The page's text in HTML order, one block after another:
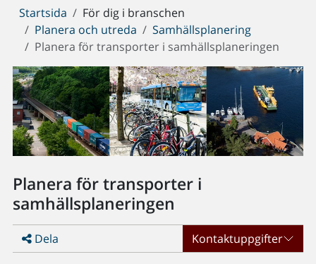
Du
är
här:
Startsida
För dig i branschen
Planera och utreda
Samhällsplanering
Planera för transporter i samhällsplaneringen
Planera för transporter i
samhällsplaneringen
Dela Kontaktuppgifter